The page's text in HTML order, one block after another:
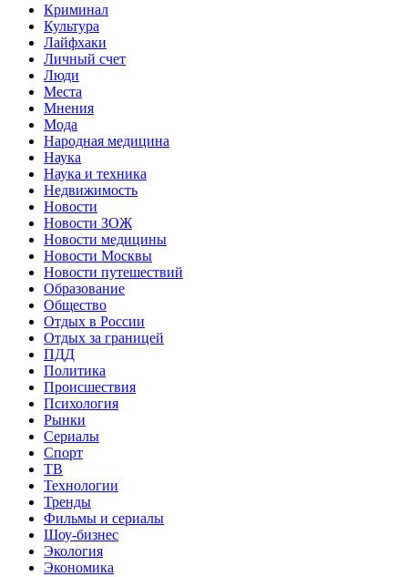
Криминал
Культура
Лайфхаки
Личный счет
Люди
Места
Мнения
Мода
Народная медицина
Наука
Наука и техника
Недвижимость
Новости
Новости ЗОЖ
Новости медицины
Новости Москвы
Новости путешествий
Образование
Общество
Отдых в России
Отдых за границей
ПДД
Политика
Происшествия
Психология
Рынки
Сериалы
Спорт
ТВ
Технологии
Тренды
Фильмы и сериалы
Шоу-бизнес
Экология
Экономика